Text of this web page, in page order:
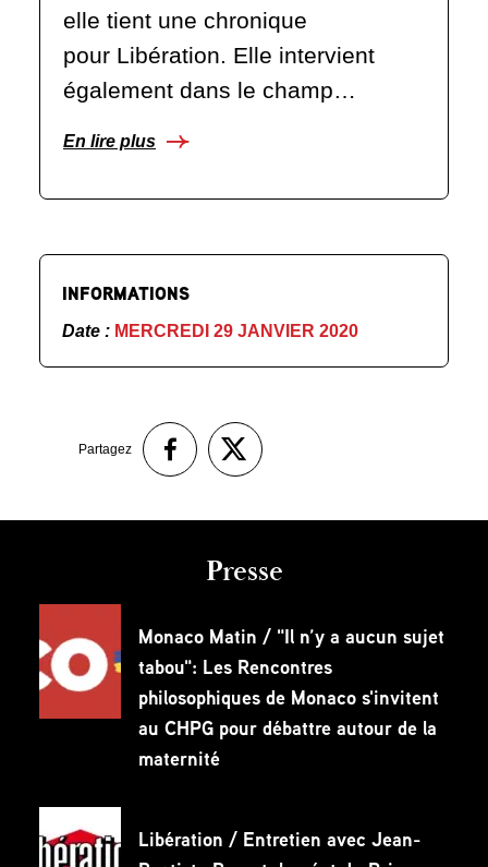
elle tient une chronique
pour Libération. Elle intervient
également dans le champ…
En lire plus
INFORMATIONS
Date : MERCREDI 29 JANVIER 2020
Partagez
Presse
Monaco Matin / "Il n’y a aucun sujet
tabou": Les Rencontres
philosophiques de Monaco s'invitent
au CHPG pour débattre autour de la
maternité
Libération / Entretien avec Jean-